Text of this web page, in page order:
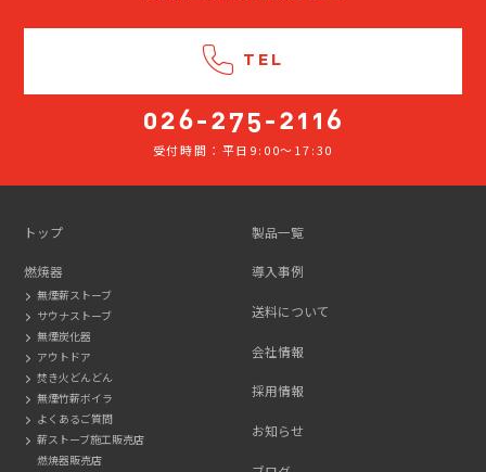
TEL
受付時間：平日9:00～17:30
トップ
燃焼器
無煙薪ストーブ
サウナストーブ
無煙炭化器
アウトドア
焚き火どんどん
無煙竹薪ボイラ
よくあるご質問
薪ストーブ施工販売店
燃焼器販売店
製品一覧
導入事例
送料について
会社情報
採用情報
お知らせ